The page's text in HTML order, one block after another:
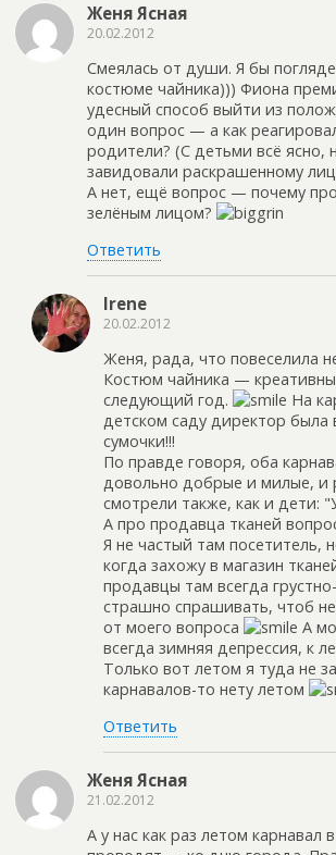
Женя Ясная
20.02.2012
Смеялась от души. Я бы
костюме чайника))) Фиона
удесный способ выйти из
один вопрос — а как
родители? (С детьми всё ясно,
завидовали раскрашенному
А нет, ещё вопрос — почему
зелёным лицом?
Ответить
Irene
20.02.2012
Женя, рада, что повеселила
Костюм чайника —
следующий год.
На
детском саду директор была
сумочки!!!
По правде говоря, оба
довольно добрые и милые, и
смотрели также, как и дети:
А про продавца тканей
Я не частый там посетитель,
когда захожу в магазин
продавцы там всегда
страшно спрашивать, чтоб не
от моего вопроса
А
всегда зимняя депрессия, к
Только вот летом я туда не
карнавалов-то нету летом
Ответить
Женя Ясная
21.02.2012
А у нас как раз летом карнавал